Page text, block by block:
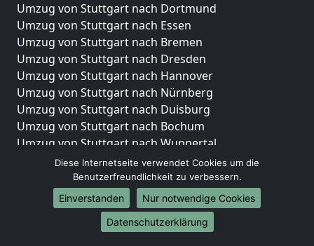
Umzug von Stuttgart nach Dortmund
Umzug von Stuttgart nach Essen
Umzug von Stuttgart nach Bremen
Umzug von Stuttgart nach Dresden
Umzug von Stuttgart nach Hannover
Umzug von Stuttgart nach Nürnberg
Umzug von Stuttgart nach Duisburg
Umzug von Stuttgart nach Bochum
Umzug von Stuttgart nach Wuppertal
Umzug von Stuttgart nach Bielefeld
Umzug von Stuttgart nach Bonn
Umzug von Stuttgart nach Münster
Internationale-Umzüge
Diese Internetseite verwendet Cookies um die
Benutzerfreundlichkeit zu verbessern.
Einverstanden
Nur notwendige Cookies
Datenschutzerklärung